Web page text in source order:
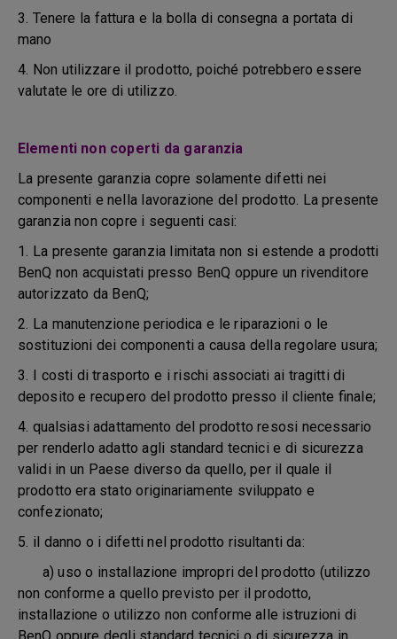
3. Tenere la fattura e la bolla di consegna a portata di
mano
4. Non utilizzare il prodotto, poiché potrebbero essere
valutate le ore di utilizzo.
Elementi non coperti da garanzia
La presente garanzia copre solamente difetti nei
componenti e nella lavorazione del prodotto. La presente
garanzia non copre i seguenti casi:
1. La presente garanzia limitata non si estende a prodotti
BenQ non acquistati presso BenQ oppure un rivenditore
autorizzato da BenQ;
2. La manutenzione periodica e le riparazioni o le
sostituzioni dei componenti a causa della regolare usura;
3. I costi di trasporto e i rischi associati ai tragitti di
deposito e recupero del prodotto presso il cliente finale;
4. qualsiasi adattamento del prodotto resosi necessario
per renderlo adatto agli standard tecnici e di sicurezza
validi in un Paese diverso da quello, per il quale il
prodotto era stato originariamente sviluppato e
confezionato;
5. il danno o i difetti nel prodotto risultanti da:
a) uso o installazione impropri del prodotto (utilizzo
non conforme a quello previsto per il prodotto,
installazione o utilizzo non conforme alle istruzioni di